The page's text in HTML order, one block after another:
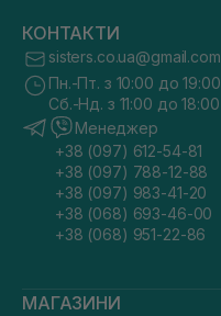
КОНТАКТИ
sisters.co.ua@gmail.com
Пн.-Пт. з 10:00 до 19:00
Сб.-Нд. з 11:00 до 18:00
Менеджер
+38 (097) 612-54-81
+38 (097) 788-12-88
+38 (097) 983-41-20
+38 (068) 693-46-00
+38 (068) 951-22-86
МАГАЗИНИ